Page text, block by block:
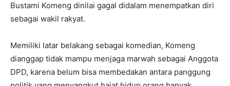
Bustami Komeng dinilai gagal didalam menempatkan diri
sebagai wakil rakyat.
Memiliki latar belakang sebagai komedian, Komeng
dianggap tidak mampu menjaga marwah sebagai Anggota
DPD, karena belum bisa membedakan antara panggung